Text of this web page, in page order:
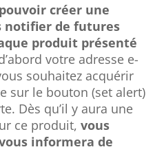
créer une
notifier de futures
produit présenté
votre adresse e-
souhaitez acquérir
sur le bouton (set alert)
Dès qu’il y aura une
ce produit,vous
informera de